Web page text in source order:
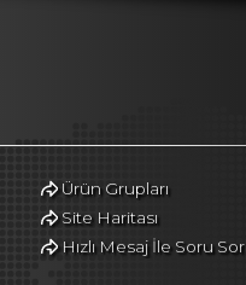
Ürün Grupları
Site Haritası
Hızlı Mesaj İle Soru Sor